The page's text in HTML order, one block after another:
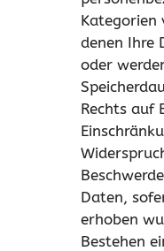
Kategorien
denen Ihre
oder
Rechts auf
Daten,
erhoben
Bestehen